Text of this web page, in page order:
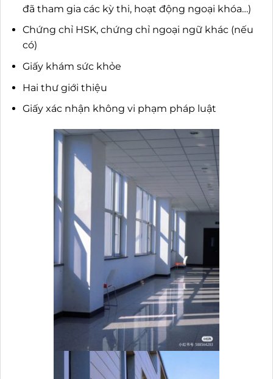
đã tham gia các kỳ thi, hoạt động ngoại khóa…)
Chứng chỉ HSK, chứng chỉ ngoại ngữ khác (nếu
có)
Giấy khám sức khỏe
Hai thư giới thiệu
Giấy xác nhận không vi phạm pháp luật